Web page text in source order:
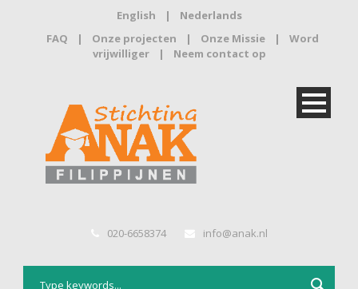
English |
Nederlands
FAQ
| Onze projecten | Onze Missie |
Word
vrijwilliger
| Neem contact op
020-6658374 info@anak.nl